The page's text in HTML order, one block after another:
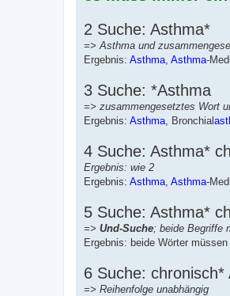
2 Suche: Asthma*
=> Asthma und
Ergebnis: Asthma Asthma-
3 Suche: *Asthma
=> zusammengesetztes Wort
Ergebnis: Asthma , Bronchial
4 Suche: Asthma*
Ergebnis: wie 2
Ergebnis: Asthma Asthma-
5 Suche: Asthma*
=> Und-Suche; beide Begriffe
Ergebnis: beide Wörter
6 Suche: chronisch*
=> Reihenfolge unabhängig